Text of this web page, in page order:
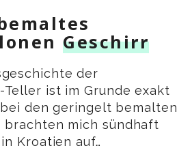
Geschirr
der
Teller ist im Grunde exakt
den geringelt bemalten
brachten mich sündhaft
Kroatien auf…